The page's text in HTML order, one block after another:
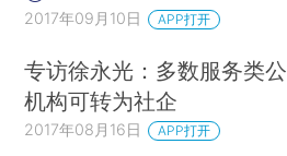
2017年09月10日 APP打开
专访徐永光：多数服务类
机构可转为社企
2017年08月16日 APP打开